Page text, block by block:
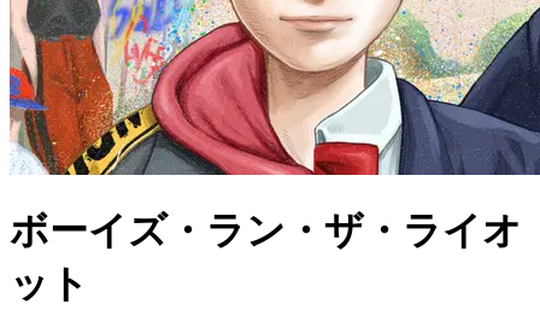
ボーイズ・ラン・ザ・ライオ
ット